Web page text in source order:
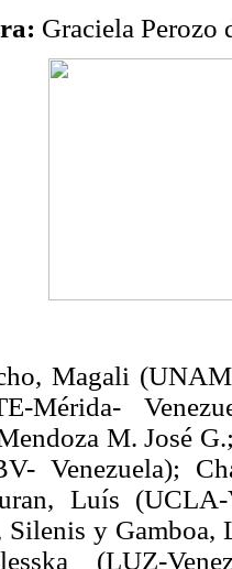
Graciela Perozo
Magali
Mérida-
M. José
Venezuela);
Luís (UCLA-
y Gamboa,
(LUZ-